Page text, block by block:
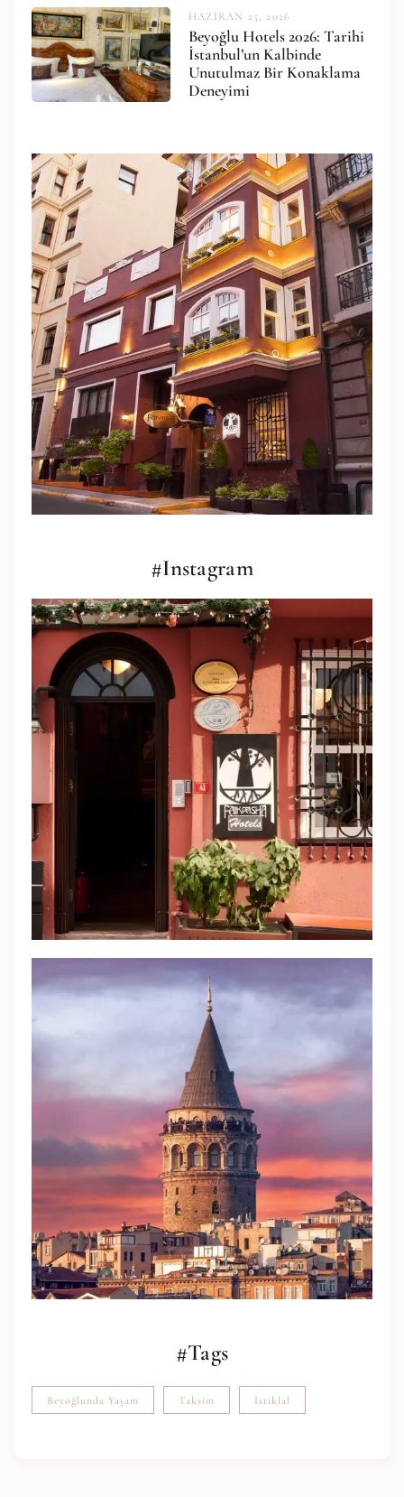
HAZIRAN 25, 2026
Beyoğlu Hotels 2026: Tarihi
İstanbul’un Kalbinde
Unutulmaz Bir Konaklama
Deneyimi
#Instagram
#Tags
Beyoğlunda Yaşam Taksim İstiklal